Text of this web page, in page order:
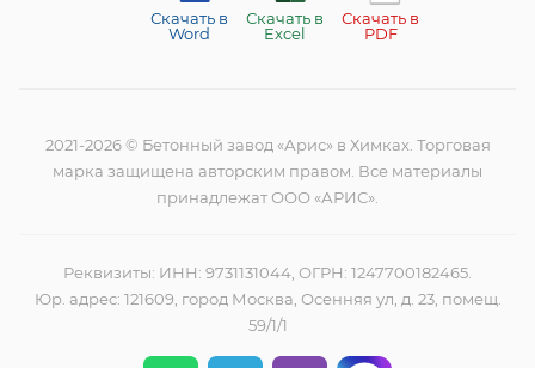
Скачать в
Word
Скачать в
Excel
Скачать в
PDF
2021-2026 © Бетонный завод «Арис» в Химках. Торговая
марка защищена авторским правом. Все материалы
принадлежат ООО «АРИС».
Реквизиты: ИНН: 9731131044, ОГРН: 1247700182465.
Юр. адрес: 121609, город Москва, Осенняя ул, д. 23, помещ.
59/1/1